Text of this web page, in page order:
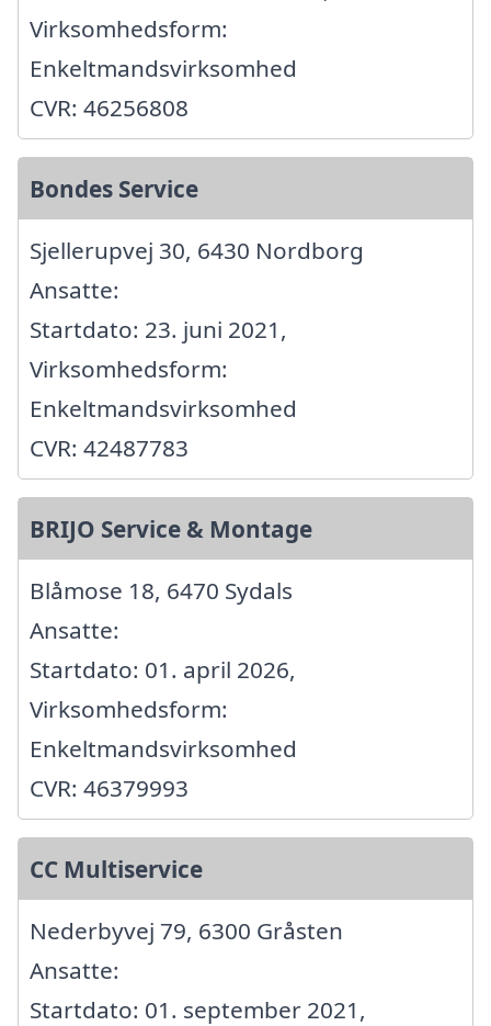
Virksomhedsform:
Enkeltmandsvirksomhed
CVR: 46256808
Bondes Service
Sjellerupvej 30, 6430 Nordborg
Ansatte:
Startdato: 23. juni 2021,
Virksomhedsform:
Enkeltmandsvirksomhed
CVR: 42487783
BRIJO Service & Montage
Blåmose 18, 6470 Sydals
Ansatte:
Startdato: 01. april 2026,
Virksomhedsform:
Enkeltmandsvirksomhed
CVR: 46379993
CC Multiservice
Nederbyvej 79, 6300 Gråsten
Ansatte:
Startdato: 01. september 2021,